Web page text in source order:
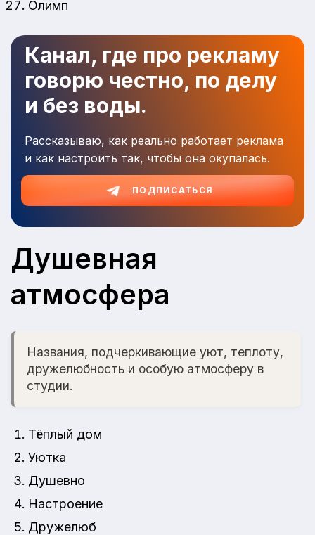
Олимп
Канал, где про рекламу
говорю честно, по делу
и без воды.
Рассказываю, как реально работает реклама
и как настроить так, чтобы она окупалась.
ПОДПИСАТЬСЯ
Душевная
атмосфера
Названия, подчеркивающие уют, теплоту,
дружелюбность и особую атмосферу в
студии.
Тёплый дом
Уютка
Душевно
Настроение
Дружелюб